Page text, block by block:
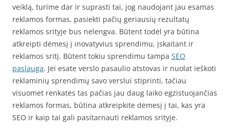
veiklą, turime dar ir suprasti tai, jog naudojant jau esamas
reklamos formas, pasiekti pačių geriausių rezultatų
reklamos srityje bus nelengva. Būtent todėl yra būtina
atkreipti dėmesį į inovatyvius sprendimu, įskaitant ir
reklamos sritį. Būtent tokiu sprendimu tampa SEO
paslauga. Jei esate verslo pasaulio atstovas ir nuolat ieškoti
reklaminių sprendimų savo verslui stiprinti, tačiau
visuomet renkatės tas pačias jau daug laiko egzistuojančias
reklamos formas, būtina atkreipkite dėmesį į tai, kas yra
SEO ir kaip tai gali pasitarnauti reklamos srityje.